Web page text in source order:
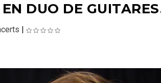
DUO DE
|